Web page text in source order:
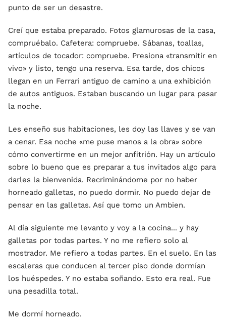
punto de ser un desastre.
Creí que estaba preparado. Fotos glamurosas de la casa,
compruébalo. Cafetera: compruebe. Sábanas, toallas,
artículos de tocador: compruebe. Presiona «transmitir en
vivo» y listo, tengo una reserva. Esa tarde, dos chicos
llegan en un Ferrari antiguo de camino a una exhibición
de autos antiguos. Estaban buscando un lugar para pasar
la noche.
Les enseño sus habitaciones, les doy las llaves y se van
a cenar. Esa noche «me puse manos a la obra» sobre
cómo convertirme en un mejor anfitrión. Hay un artículo
sobre lo bueno que es preparar a tus invitados algo para
darles la bienvenida. Recriminándome por no haber
horneado galletas, no puedo dormir. No puedo dejar de
pensar en las galletas. Así que tomo un Ambien.
Al día siguiente me levanto y voy a la cocina... y hay
galletas por todas partes. Y no me refiero solo al
mostrador. Me refiero a todas partes. En el suelo. En las
escaleras que conducen al tercer piso donde dormían
los huéspedes. Y no estaba soñando. Esto era real. Fue
una pesadilla total.
Me dormí horneado.